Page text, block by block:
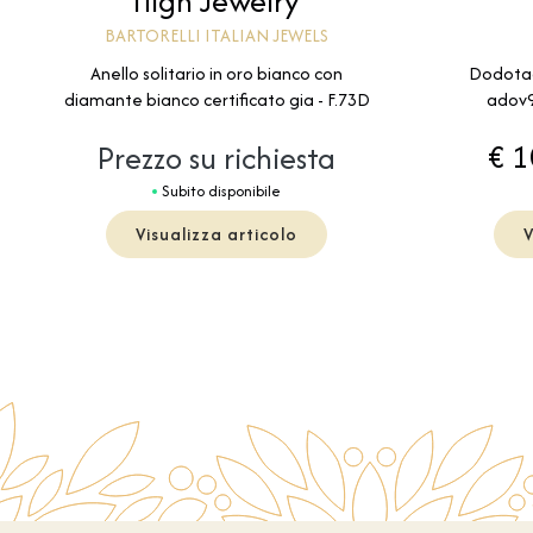
BARTORELLI ITALIAN JEWELS
Anello solitario in oro bianco con
diamante bianco certificato gia - F.73D
Prezzo su richiesta
Subito disponibile
Visualizza articolo
€